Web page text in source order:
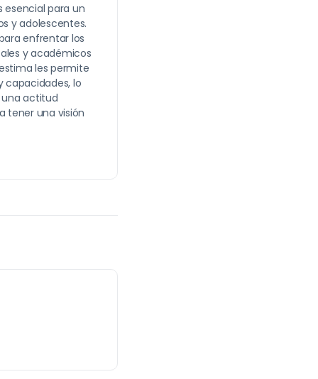
esencial para un
y adolescentes.
enfrentar los
y académicos
les permite
capacidades, lo
una actitud
tener una visión